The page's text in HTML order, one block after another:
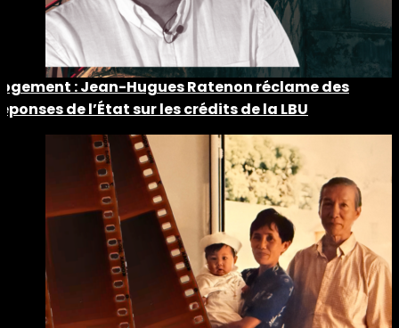
: Jean-Hugues Ratenon réclame des
de l’État sur les crédits de la LBU